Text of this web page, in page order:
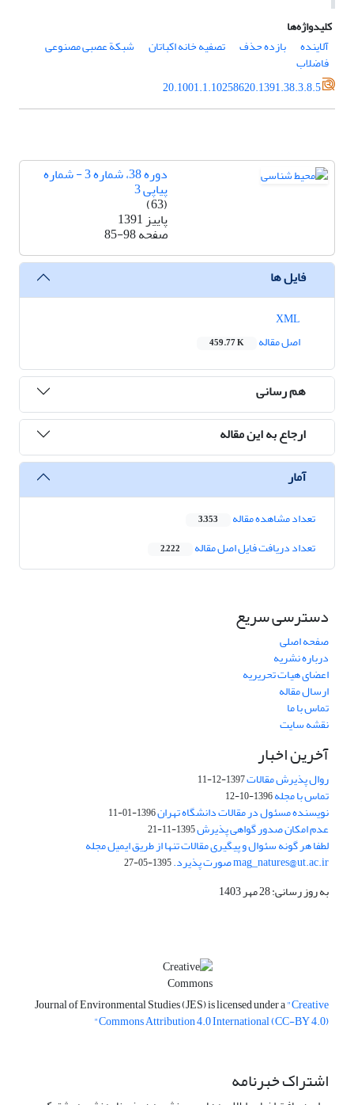
کلیدواژه‌ها
آلاینده
بازده حذف تصفیه خانه اکباتان شبکة عصبی مصنوعی
فاضلاب
20.1001.1.10258620.1391.38.3.8.5
دوره 38، شماره 3 - شماره
پیاپی 3
(63)
پاییز 1391
صفحه85-98
فایل ها
اصل مقاله
459.77 K
هم رسانی
ارجاع به این مقاله
آمار
تعداد مشاهده مقاله 3,353
تعداد دریافت فایل اصل مقاله 2,222
دسترسی سریع
صفحه اصلی
درباره نشریه
اعضای هیات تحریریه
ارسال مقاله
تماس با ما
نقشه سایت
آخرین اخبار
روال پذیرش مقالات1397-12-11
تماس با مجله1396-10-12
نویسنده مسئول در مقالات دانشگاه تهران1396-01-11
عدم امکان صدور گواهی پذیرش1395-11-21
لطفا هر گونه سئوال و پیگیری مقالات تنها از طریق ایمیل مجله
mag_natures@ut.ac.ir صورت پذیرد. 1395-05-27
به روز رسانی: 28 مهر 1403
Journal of Environmental Studies (JES) is licensed under a"Creative
Commons Attribution 4.0 International (CC-BY 4.0)"
اشتراک خبرنامه